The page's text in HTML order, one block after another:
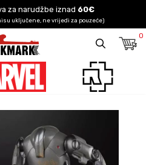
za narudžbe iznad 60€
uključene, ne vrijedi za pouzeće)
0